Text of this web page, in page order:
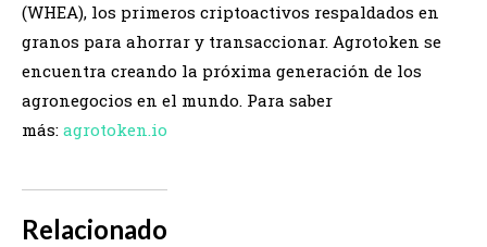
(WHEA), los primeros criptoactivos respaldados en
granos para ahorrar y transaccionar. Agrotoken se
encuentra creando la próxima generación de los
agronegocios en el mundo. Para saber
más: agrotoken.io
Relacionado